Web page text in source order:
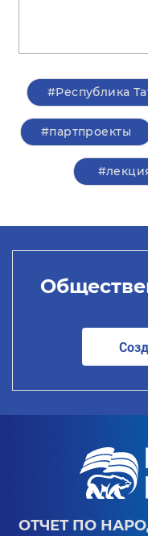
#Республика
#партпроекты
ОТЧЕТ ПО